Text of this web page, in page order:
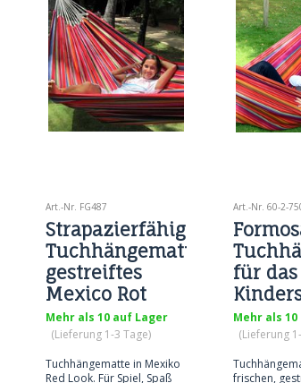
Art.-Nr. FG487
Strapazierfähige
Tuchhängematte,
gestreiftes
Mexico Rot
Design FG487
Mehr als 10 auf Lager
(Lieferung 1-3 Tage)
Tuchhängematte in Mexiko
Red Look. Für Spiel, Spaß
Art.-Nr. 60-2-
für das
Mehr als
(Lieferung
frischen,